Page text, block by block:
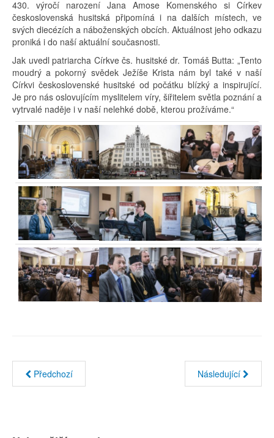
430. výročí narození Jana Amose Komenského si Církev
československá husitská připomíná i na dalších místech, ve
svých diecézích a náboženských obcích. Aktuálnost jeho odkazu
proniká i do naší aktuální současnosti.
Jak uvedl patriarcha Církve čs. husitské dr. Tomáš Butta: „Tento
moudrý a pokorný svědek Ježíše Krista nám byl také v naší
Církvi československé husitské od počátku blízký a inspirující.
Je pro nás oslovujícím myslitelem víry, šiřitelem světla poznání a
vytrvalé naděje i v naší nelehké době, kterou prožíváme.“
Předchozí Následující